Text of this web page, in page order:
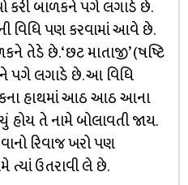
કરી બાળકને પગે લગાડે છે.
વિધિ પણ કરવામાં આવે છે.
તેડે છે. ‘છટ માતાજી’ (ષષ્ટિ
પગે લગાડે છે. આ વિધિ
હાથમાં આઠ આઠ આના
તે નામે બોલાવતી જાય.
રિવાજ ખરો પણ
ત્યાં ઉતરાવી લે છે.